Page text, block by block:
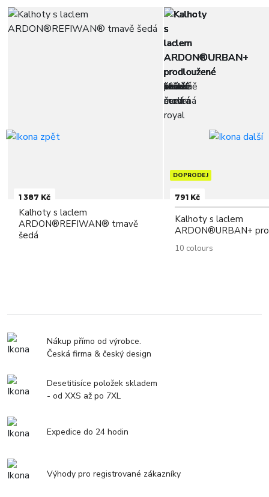
1 387 Kč
Kalhoty s laclem
ARDON®REFIWAN® tmavě
šedá
DOPRODEJ
791 Kč
Kalhoty s laclem
ARDON®URBAN+
10 colours
Nákup přímo od výrobce.
Česká firma & český design
Desetitisíce položek skladem
- od XXS až po 7XL
Expedice do 24 hodin
Výhody pro registrované zákazníky